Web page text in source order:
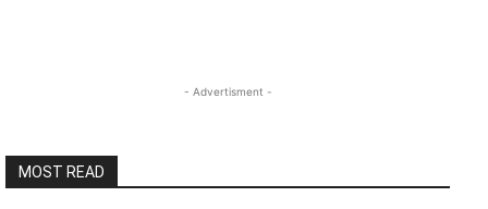
- Advertisment -
MOST READ